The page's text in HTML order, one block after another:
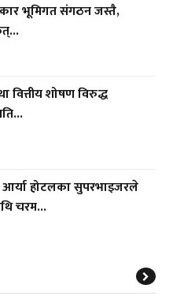
भूमिगत संगठन जस्तै,
वित्तीय शोषण विरुद्ध
होटलका सुपरभाइजरले
चरम...